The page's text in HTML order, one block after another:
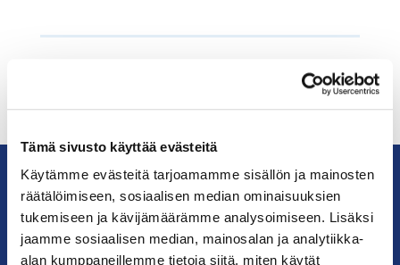
Tämä sivusto käyttää evästeitä
Käytämme evästeitä tarjoamamme sisällön ja mainosten
räätälöimiseen, sosiaalisen median ominaisuuksien
tukemiseen ja kävijämäärämme analysoimiseen. Lisäksi
jaamme sosiaalisen median, mainosalan ja analytiikka-
alan kumppaneillemme tietoja siitä, miten käytät
KauppakamariHelsingin